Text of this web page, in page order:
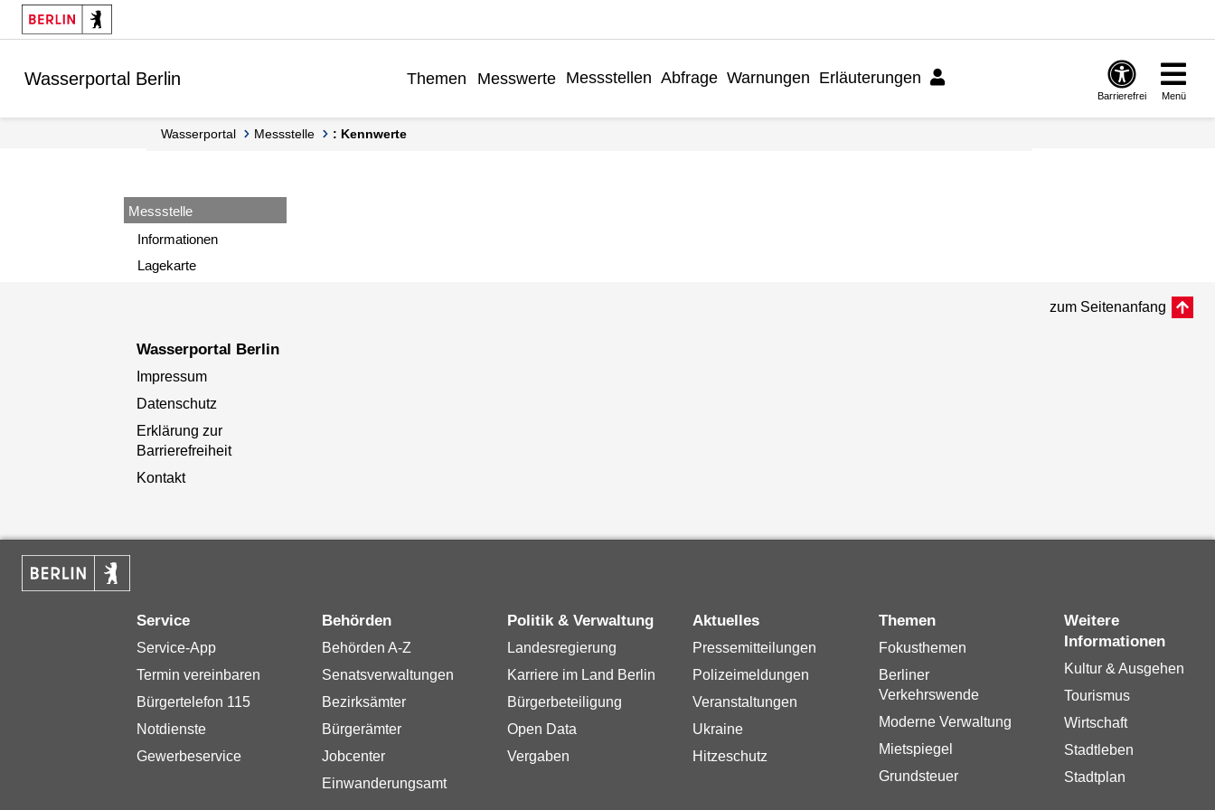
Springe zur Navigation
Springe zum Inhalt
Wasserportal Berlin Themen Messwerte Messstellen Abfrage Warnungen Erläuterungen
Barrierefrei Menü
Wasserportal Messstelle : Kennwerte
Messstelle
Informationen
Lagekarte
zum Seitenanfang
Wasserportal Berlin
Impressum
Datenschutz
Erklärung zur
Barrierefreiheit
Kontakt
Service
Service-App
Termin vereinbaren
Bürgertelefon 115
Notdienste
Gewerbeservice
Behörden
Behörden A-Z
Senatsverwaltungen
Bezirksämter
Bürgerämter
Jobcenter
Einwanderungsamt
Politik & Verwaltung
Landesregierung
Karriere im Land Berlin
Bürgerbeteiligung
Open Data
Vergaben
Aktuelles
Pressemitteilungen
Polizeimeldungen
Veranstaltungen
Ukraine
Hitzeschutz
Themen
Fokusthemen
Berliner
Verkehrswende
Moderne Verwaltung
Mietspiegel
Grundsteuer
Weitere
Informationen
Kultur & Ausgehen
Tourismus
Wirtschaft
Stadtleben
Stadtplan